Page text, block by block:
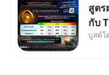
สูตร
กับ
คนใ
บูสต์โ